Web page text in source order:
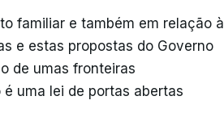
familiar e também em relação à
e estas propostas do Governo
de umas fronteiras
uma lei de portas abertas